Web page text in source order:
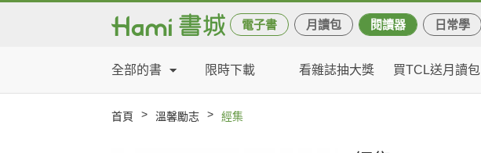
電子書 月讀包 閱讀器 日常學
全部的書 限時下載 看雜誌抽大獎 買TCL送月讀包
首頁 > 溫馨勵志 > 經集